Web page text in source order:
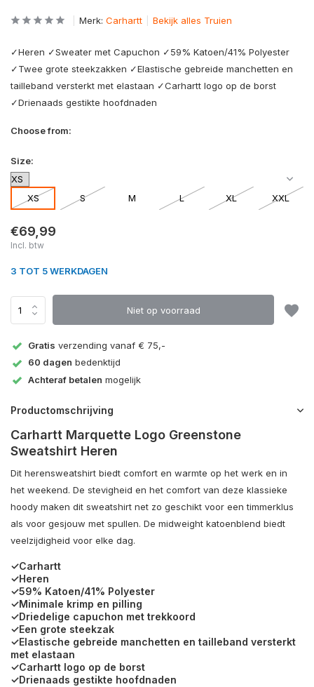
Merk: Carhartt Bekijk alles Truien
✓Heren ✓Sweater met Capuchon ✓59% Katoen/41% Polyester
✓Twee grote steekzakken ✓Elastische gebreide manchetten en
tailleband versterkt met elastaan ✓Carhartt logo op de borst
✓Drienaads gestikte hoofdnaden
Choose from:
Size:
XS S M L XL XXL
€69,99
Incl. btw
3 TOT 5 WERKDAGEN
Niet op voorraad
Gratis verzending vanaf € 75,-
60 dagen bedenktijd
Achteraf betalen mogelijk
Productomschrijving
Carhartt Marquette Logo Greenstone
Sweatshirt Heren
Dit herensweatshirt biedt comfort en warmte op het werk en in
het weekend. De stevigheid en het comfort van deze klassieke
hoody maken dit sweatshirt net zo geschikt voor een timmerklus
als voor gesjouw met spullen. De midweight katoenblend biedt
veelzijdigheid voor elke dag.
✓Carhartt
✓Heren
✓59% Katoen/41% Polyester
✓Minimale krimp en pilling
✓Driedelige capuchon met trekkoord
✓Een grote steekzak
✓Elastische gebreide manchetten en tailleband versterkt
met elastaan
✓Carhartt logo op de borst
✓Drienaads gestikte hoofdnaden